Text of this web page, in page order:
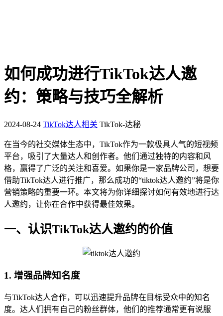
如何成功进行TikTok达人邀
约：策略与技巧全解析
2024-08-24 TikTok达人相关 TikTok-达秘
在当今的社交媒体生态中，TikTok作为一款极具人气的短视频
平台，吸引了大量达人和创作者。他们通过独特的内容和风
格，赢得了广泛的关注和喜爱。如果你是一家品牌公司，想要
借助TikTok达人进行推广，那么成功的“tiktok达人邀约”将是你
营销策略的重要一环。本文将为你详细探讨如何有效地进行达
人邀约，让你在合作中获得最佳效果。
一、认识TikTok达人邀约的价值
1. 增强品牌知名度
与TikTok达人合作，可以迅速提升品牌在目标受众中的知名
度。达人们拥有自己的粉丝群体，他们的推荐通常更有说服